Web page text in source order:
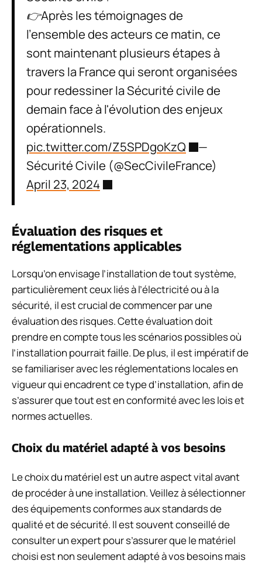
👉Après les témoignages de
l'ensemble des acteurs ce matin, ce
sont maintenant plusieurs étapes à
travers la France qui seront organisées
pour redessiner la Sécurité civile de
demain face à l'évolution des enjeux
opérationnels.
pic.twitter.com/Z5SPDgoKzQ
—
Sécurité Civile (@SecCivileFrance)
April 23, 2024
Évaluation des risques et
réglementations applicables
Lorsqu’on envisage l’installation de tout système,
particulièrement ceux liés à l’électricité ou à la
sécurité, il est crucial de commencer par une
évaluation des risques. Cette évaluation doit
prendre en compte tous les scénarios possibles où
l’installation pourrait faille. De plus, il est impératif de
se familiariser avec les réglementations locales en
vigueur qui encadrent ce type d’installation, afin de
s’assurer que tout est en conformité avec les lois et
normes actuelles.
Choix du matériel adapté à vos besoins
Le choix du matériel est un autre aspect vital avant
de procéder à une installation. Veillez à sélectionner
des équipements conformes aux standards de
qualité et de sécurité. Il est souvent conseillé de
consulter un expert pour s’assurer que le matériel
choisi est non seulement adapté à vos besoins mais